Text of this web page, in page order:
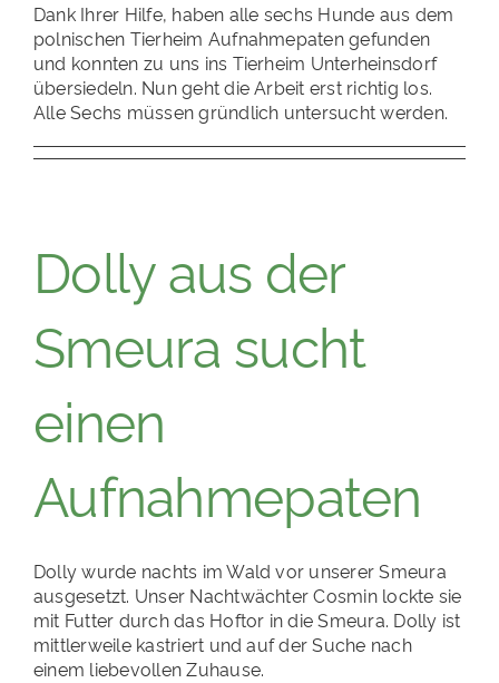
Dank Ihrer Hilfe, haben alle sechs Hunde aus dem
polnischen Tierheim Aufnahmepaten gefunden
und konnten zu uns ins Tierheim Unterheinsdorf
übersiedeln. Nun geht die Arbeit erst richtig los.
Alle Sechs müssen gründlich untersucht werden.
Dolly aus der
Smeura sucht
einen
Aufnahmepaten
Dolly wurde nachts im Wald vor unserer Smeura
ausgesetzt. Unser Nachtwächter Cosmin lockte sie
mit Futter durch das Hoftor in die Smeura. Dolly ist
mittlerweile kastriert und auf der Suche nach
einem liebevollen Zuhause.